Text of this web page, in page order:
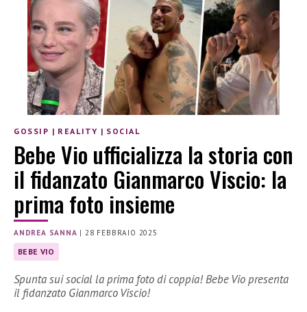
GOSSIP | REALITY | SOCIAL
Bebe Vio ufficializza la storia con
il fidanzato Gianmarco Viscio: la
prima foto insieme
ANDREA SANNA |28 FEBBRAIO 2025
BEBE VIO
Spunta sui social la prima foto di coppia! Bebe Vio presenta
il fidanzato Gianmarco Viscio!